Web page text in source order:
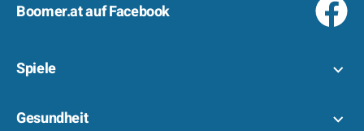
Boomer.at auf Facebook
Spiele
Gesundheit